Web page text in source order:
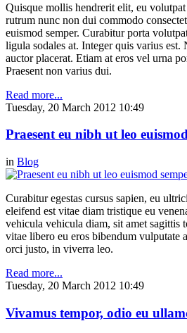
Quisque mollis hendrerit elit, eu
rutrum nunc non dui commodo
euismod semper. Curabitur porta
ligula sodales at. Integer quis varius est.
auctor placerat. Etiam at eros vel urna
Praesent non varius dui.
Read more...
Tuesday, 20 March 2012 10:49
Praesent eu nibh ut leo
in Blog
Curabitur egestas cursus sapien, eu
eleifend est vitae diam tristique eu
vehicula vehicula diam, sit amet sagittis
vitae libero eu eros bibendum vulputate
orci justo, in viverra leo.
Read more...
Tuesday, 20 March 2012 10:49
Vivamus tempor, odio eu